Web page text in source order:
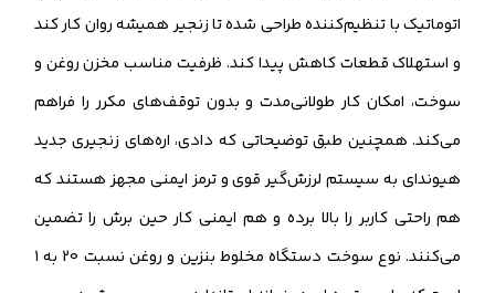
اتوماتیک با تنظیم‌کننده طراحی شده تا زنجیر همیشه روان کار کند
و استهلاک قطعات کاهش پیدا کند. ظرفیت مناسب مخزن روغن و
سوخت، امکان کار طولانی‌مدت و بدون توقف‌های مکرر را فراهم
می‌کند. همچنین طبق توضیحاتی که دادی، اره‌های زنجیری جدید
هیوندای به سیستم لرزش‌گیر قوی و ترمز ایمنی مجهز هستند که
هم راحتی کاربر را بالا برده و هم ایمنی کار حین برش را تضمین
می‌کنند. نوع سوخت دستگاه مخلوط بنزین و روغن نسبت 20 به 1